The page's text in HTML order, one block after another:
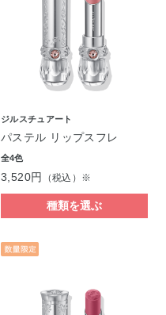
ジルスチュアート
パステル リップスフレ
全4色
3,520円 （税込）※
種類を選ぶ